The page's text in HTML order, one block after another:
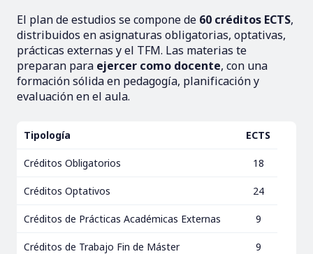
El plan de estudios se compone de 60 créditos ECTS,
distribuidos en asignaturas obligatorias, optativas,
prácticas externas y el TFM. Las materias te
preparan para ejercer como docente, con una
formación sólida en pedagogía, planificación y
evaluación en el aula.
Tipología ECTS
Créditos Obligatorios 18
Créditos Optativos 24
Créditos de Prácticas Académicas Externas 9
Créditos de Trabajo Fin de Máster 9